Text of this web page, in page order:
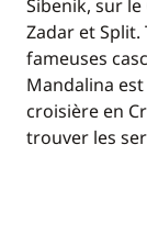
Sibenik, sur
Zadar et
fameuses
Mandalina
croisière en
trouver les